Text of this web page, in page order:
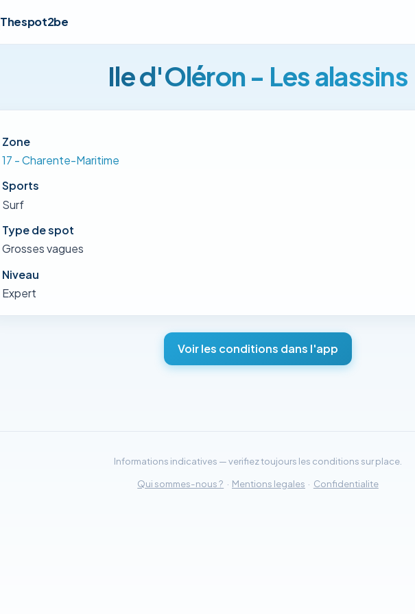
Thespot2be
Ile d'Oléron - Les alassins
Zone
17 - Charente-Maritime
Sports
Surf
Type de spot
Grosses vagues
Niveau
Expert
Voir les conditions dans l'app
Informations indicatives — verifiez toujours les conditions sur place.
Qui sommes-nous ? · Mentions legales · Confidentialite